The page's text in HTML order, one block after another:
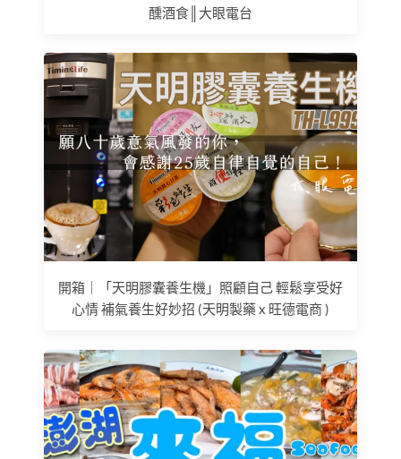
醺酒食║大眼電台
開箱｜「天明膠囊養生機」照顧自己 輕鬆享受好
心情 補氣養生好妙招 (天明製藥 x 旺德電商 )